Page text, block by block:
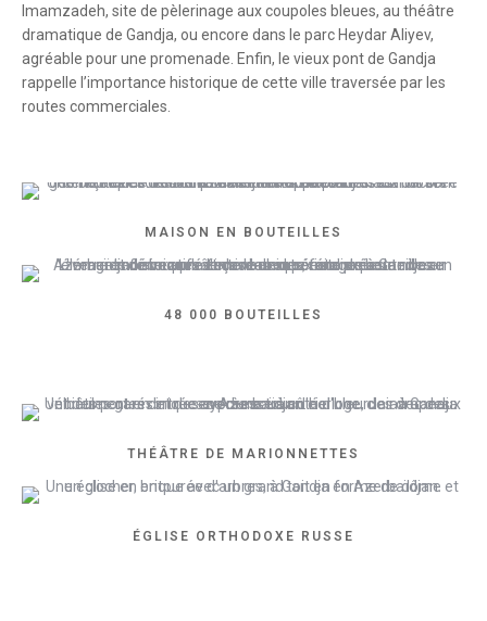
Imamzadeh, site de pèlerinage aux coupoles bleues, au théâtre
dramatique de Gandja, ou encore dans le parc Heydar Aliyev,
agréable pour une promenade. Enfin, le vieux pont de Gandja
rappelle l’importance historique de cette ville traversée par les
routes commerciales.
MAISON EN BOUTEILLES
48 000 BOUTEILLES
THÉÂTRE DE MARIONNETTES
ÉGLISE ORTHODOXE RUSSE